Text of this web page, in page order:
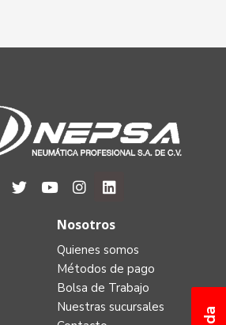
Nosotros
Quienes somos
Métodos de pago
Bolsa de Trabajo
Nuestras sucursales